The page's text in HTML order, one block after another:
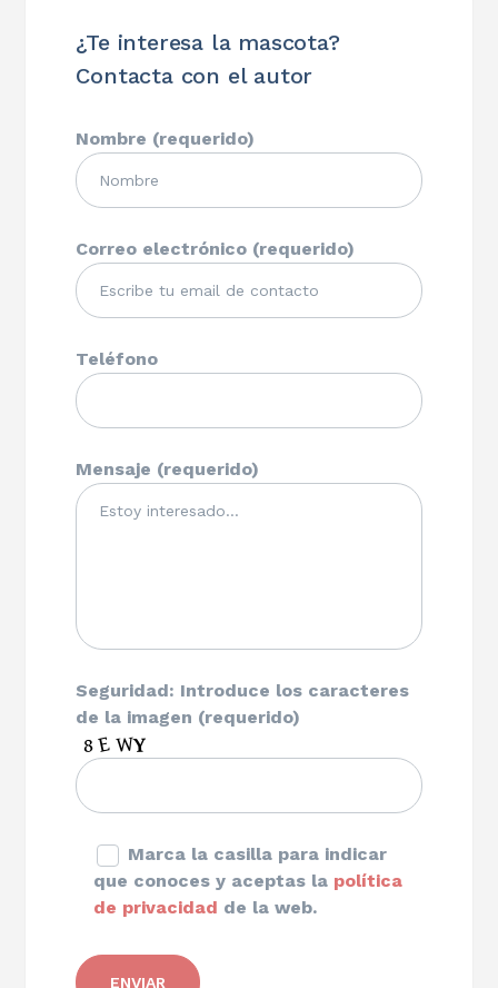
¿Te interesa la mascota?
Contacta con el autor
Nombre (requerido)
Correo electrónico (requerido)
Teléfono
Mensaje (requerido)
Seguridad: Introduce los caracteres
de la imagen (requerido)
Marca la casilla para indicar
que conoces y aceptas la política
de privacidad de la web.